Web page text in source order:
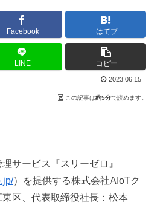
Facebook はてブ
LINE コピー
2023.06.15
この記事は約5分で読めます。
サービス『スリーゼロ』
）を提供する株式会社AIoTク
区、代表取締役社長：松本